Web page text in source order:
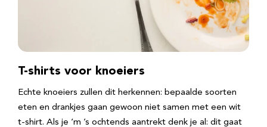
T-shirts voor knoeiers
Echte knoeiers zullen dit herkennen: bepaalde soorten
eten en drankjes gaan gewoon niet samen met een wit
t-shirt. Als je ‘m ’s ochtends aantrekt denk je al: dit gaat